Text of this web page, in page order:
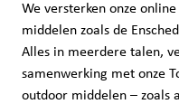
We versterken onze
middelen zoals de
Alles in meerdere talen,
samenwerking met onze
outdoor middelen – zoals